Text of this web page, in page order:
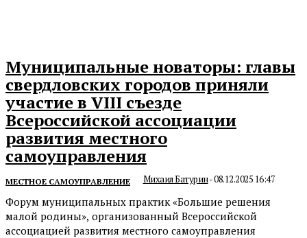
Муниципальные новаторы: главы
свердловских городов приняли
участие в VIII съезде
Всероссийской ассоциации
развития местного
самоуправления
МЕСТНОЕ САМОУПРАВЛЕНИЕ Михаил Батурин-08.12.2025 16:47
Форум муниципальных практик «Большие решения
малой родины», организованный Всероссийской
ассоциацией развития местного самоуправления